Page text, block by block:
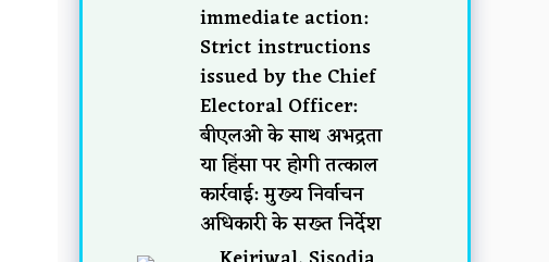
immediate action:
Strict instructions
issued by the Chief
Electoral Officer:
बीएलओ के साथ अभद्रता
या हिंसा पर होगी तत्काल
कार्रवाई: मुख्य निर्वाचन
अधिकारी के सख्त निर्देश